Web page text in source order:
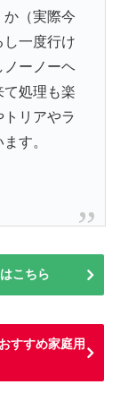
か（実際今
し一度行け
ノーノーヘ
て処理も楽
リアやラ
す。
こちら
すすめ家庭用